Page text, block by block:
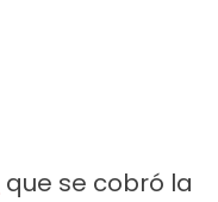
que se cobró la